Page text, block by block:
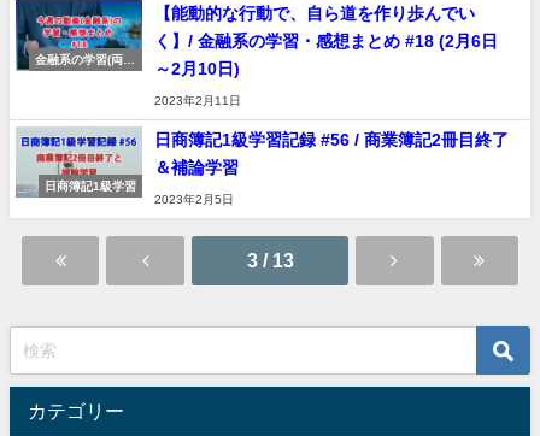
金融系の学習(両学
【能動的な行動で、自ら道を作り歩んでい
く】/ 金融系の学習・感想まとめ #18 (2月6日
～2月10日)
2023年2月11日
日商簿記1級学習
日商簿記1級学習記録 #56 / 商業簿記2冊目終了
＆補論学習
2023年2月5日
3 / 13
カテゴリー